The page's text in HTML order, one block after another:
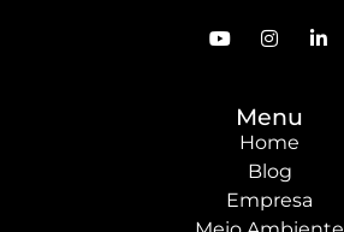
Menu
Home
Blog
Empresa